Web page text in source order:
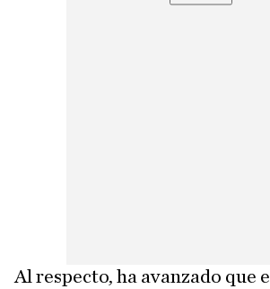
Al respecto, ha avanzado que